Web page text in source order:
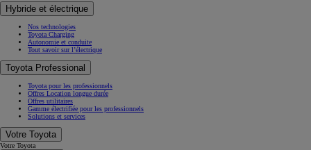
Hybride et électrique
Nos technologies
Toyota Charging
Autonomie et conduite
Tout savoir sur l’électrique
Toyota Professional
Toyota pour les professionnels
Offres Location longue durée
Offres utilitaires
Gamme électrifiée pour les professionnels
Solutions et services
Votre Toyota
Votre Toyota